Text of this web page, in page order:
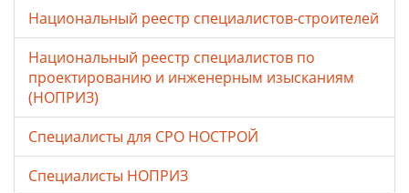
Национальный реестр специалистов-строителей
Национальный реестр специалистов по
проектированию и инженерным изысканиям
(НОПРИЗ)
Специалисты для СРО НОСТРОЙ
Специалисты НОПРИЗ